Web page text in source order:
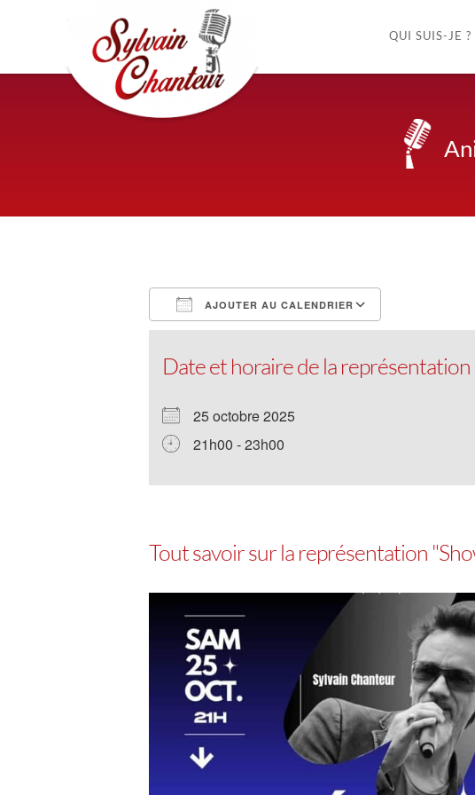
QUI SUIS-JE ?
AJOUTER AU CALENDRIER
Date et horaire de la représentation
25 octobre 2025
21h00 - 23h00
Tout savoir sur la représentation